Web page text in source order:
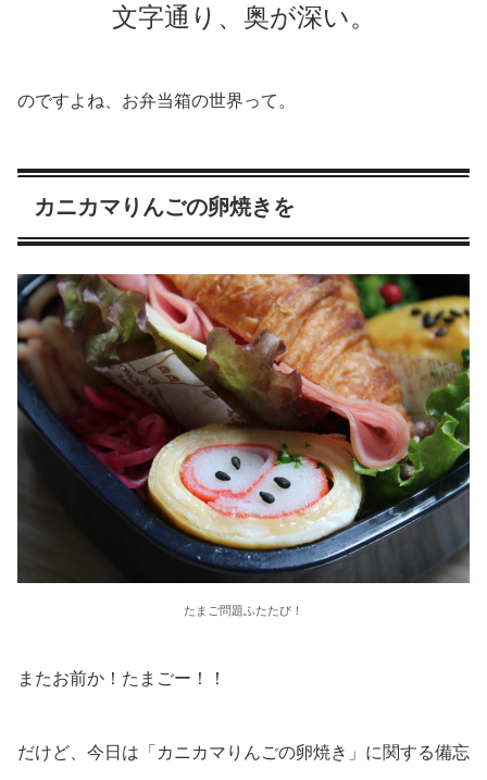
文字通り、奥が深い。
のですよね、お弁当箱の世界って。
カニカマりんごの卵焼きを
たまご問題ふたたび！
またお前か！たまごー！！
だけど、今日は「カニカマりんごの卵焼き」に関する備忘